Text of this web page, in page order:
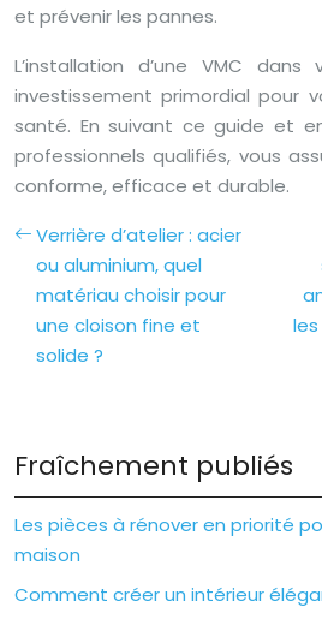
et prévenir les pannes.
L’installation d’une VMC
investissement primordial pour
santé. En suivant ce guide et
professionnels qualifiés, vous
conforme, efficace et durable.
Verrière d’atelier : acier
ou aluminium, quel
matériau choisir pour
une cloison fine et
solide ?
Fraîchement publiés
Les pièces à rénover en priorité
maison
Comment créer un intérieur